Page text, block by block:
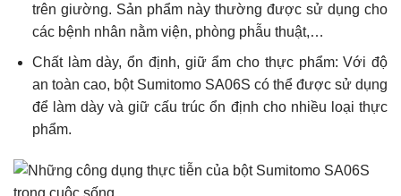
trên giường. Sản phẩm này thường được sử dụng cho
các bệnh nhân nằm viện, phòng phẫu thuật,…
Chất làm dày, ổn định, giữ ẩm cho thực phẩm: Với độ
an toàn cao, bột Sumitomo SA06S có thể được sử dụng
để làm dày và giữ cấu trúc ổn định cho nhiều loại thực
phẩm.